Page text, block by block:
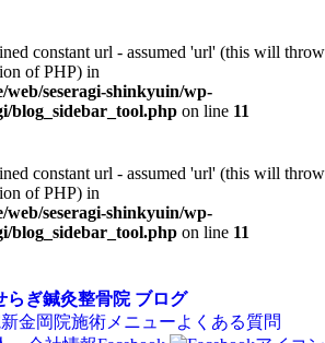
constant url - assumed 'url' (this will throw
of PHP) in
web/seseragi-shinkyuin/wp-
blog_sidebar_tool.php on line 11
constant url - assumed 'url' (this will throw
of PHP) in
web/seseragi-shinkyuin/wp-
blog_sidebar_tool.php on line 11
らぎ鍼灸整骨院 ブログ
新金岡院施術メニューよくある質問